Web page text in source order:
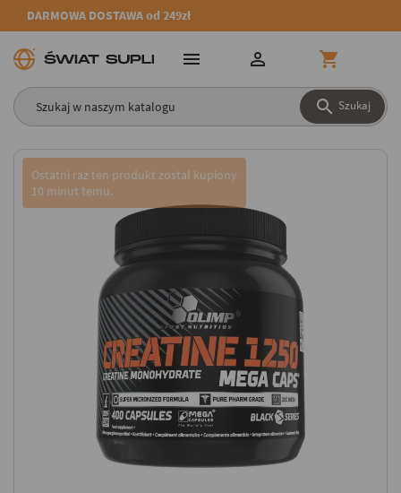
DARMOWA DOSTAWA od 249zł
 Szukaj
  